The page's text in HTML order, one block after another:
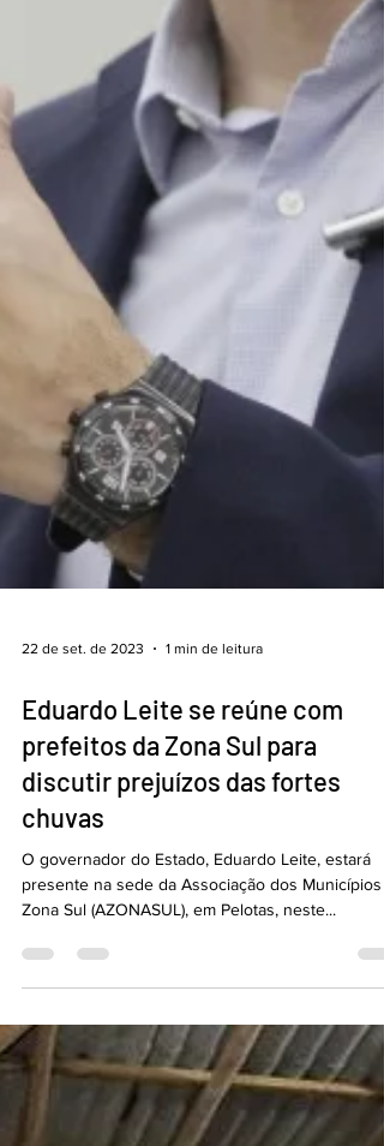
22 de set. de 2023 1 min de leitura
Eduardo Leite se reúne com
prefeitos da Zona Sul para
discutir prejuízos das fortes
chuvas
O governador do Estado, Eduardo Leite, estará
presente na sede da Associação dos Municípios